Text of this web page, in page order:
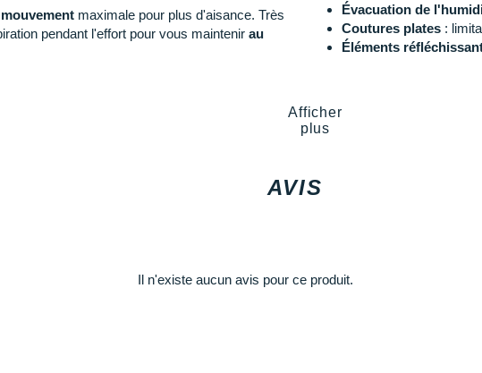
maximale pour plus d'aisance. Très
pendant l'effort pour vous maintenir au
Évacuation de
Coutures plates:
Éléments
Notre mannequin Camille,
Afficher
plus
AVIS
Il n'existe aucun avis pour ce produit.